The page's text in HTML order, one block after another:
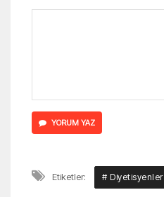
YORUM YAZ
Etiketler: # Diyetisyenler